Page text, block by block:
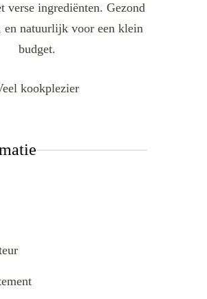
verse ingrediënten. Gezond
en natuurlijk voor een klein
budget.
kookplezier